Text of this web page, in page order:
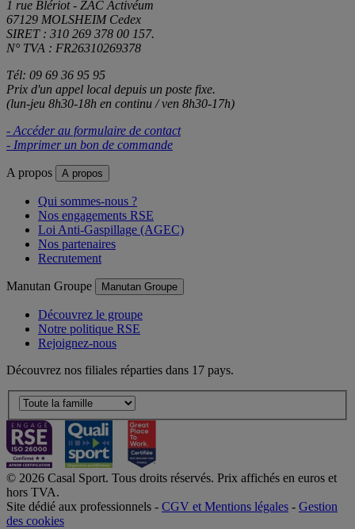
1 rue Blériot - ZAC Activéum
67129 MOLSHEIM Cedex
SIRET : 310 269 378 00 157.
N° TVA : FR26310269378
Tél: 09 69 36 95 95
Prix d'un appel local depuis un poste fixe.
(lun-jeu 8h30-18h en continu / ven 8h30-17h)
- Accéder au formulaire de contact
- Imprimer un bon de commande
A propos A propos
Qui sommes-nous ?
Nos engagements RSE
Loi Anti-Gaspillage (AGEC)
Nos partenaires
Recrutement
Manutan Groupe Manutan Groupe
Découvrez le groupe
Notre politique RSE
Rejoignez-nous
Découvrez nos filiales réparties dans 17 pays.
© 2026 Casal Sport. Tous droits réservés. Prix affichés en euros et
hors TVA.
Site dédié aux professionnels - CGV et Mentions légales - Gestion
des cookies